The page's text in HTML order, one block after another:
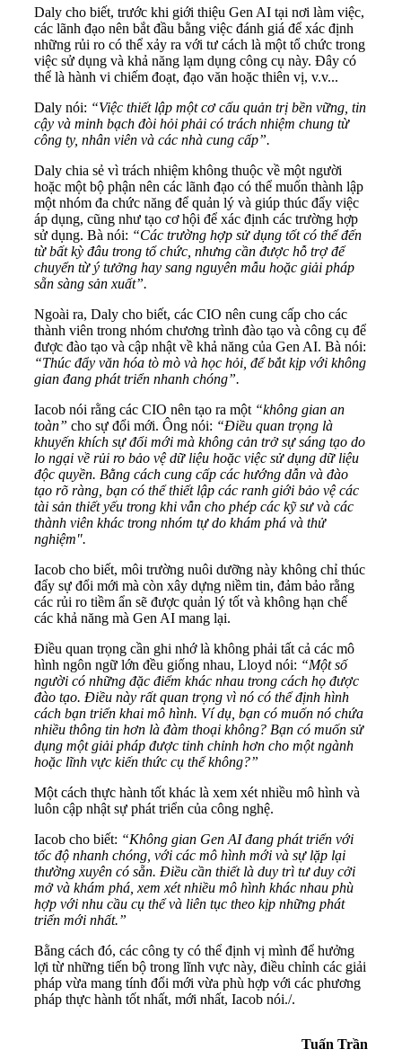
Daly cho biết, trước khi giới thiệu Gen AI tại nơi làm việc,
các lãnh đạo nên bắt đầu bằng việc đánh giá để xác định
những rủi ro có thể xảy ra với tư cách là một tổ chức trong
việc sử dụng và khả năng lạm dụng công cụ này. Đây có
thể là hành vi chiếm đoạt, đạo văn hoặc thiên vị, v.v...
Daly nói: “Việc thiết lập một cơ cấu quản trị bền vững, tin
cậy và minh bạch đòi hỏi phải có trách nhiệm chung từ
công ty, nhân viên và các nhà cung cấp”.
Daly chia sẻ vì trách nhiệm không thuộc về một người
hoặc một bộ phận nên các lãnh đạo có thể muốn thành lập
một nhóm đa chức năng để quản lý và giúp thúc đẩy việc
áp dụng, cũng như tạo cơ hội để xác định các trường hợp
sử dụng. Bà nói: “Các trường hợp sử dụng tốt có thể đến
từ bất kỳ đâu trong tổ chức, nhưng cần được hỗ trợ để
chuyển từ ý tưởng hay sang nguyên mẫu hoặc giải pháp
sẵn sàng sản xuất”.
Ngoài ra, Daly cho biết, các CIO nên cung cấp cho các
thành viên trong nhóm chương trình đào tạo và công cụ để
được đào tạo và cập nhật về khả năng của Gen AI. Bà nói:
“Thúc đẩy văn hóa tò mò và học hỏi, để bắt kịp với không
gian đang phát triển nhanh chóng”.
Iacob nói rằng các CIO nên tạo ra một “không gian an
toàn” cho sự đổi mới. Ông nói: “Điều quan trọng là
khuyến khích sự đổi mới mà không cản trở sự sáng tạo do
lo ngại về rủi ro bảo vệ dữ liệu hoặc việc sử dụng dữ liệu
độc quyền. Bằng cách cung cấp các hướng dẫn và đào
tạo rõ ràng, bạn có thể thiết lập các ranh giới bảo vệ các
tài sản thiết yếu trong khi vẫn cho phép các kỹ sư và các
thành viên khác trong nhóm tự do khám phá và thử
nghiệm".
Iacob cho biết, môi trường nuôi dưỡng này không chỉ thúc
đẩy sự đổi mới mà còn xây dựng niềm tin, đảm bảo rằng
các rủi ro tiềm ẩn sẽ được quản lý tốt và không hạn chế
các khả năng mà Gen AI mang lại.
Điều quan trọng cần ghi nhớ là không phải tất cả các mô
hình ngôn ngữ lớn đều giống nhau, Lloyd nói: “Một số
người có những đặc điểm khác nhau trong cách họ được
đào tạo. Điều này rất quan trọng vì nó có thể định hình
cách bạn triển khai mô hình. Ví dụ, bạn có muốn nó chứa
nhiều thông tin hơn là đàm thoại không? Bạn có muốn sử
dụng một giải pháp được tinh chỉnh hơn cho một ngành
hoặc lĩnh vực kiến ​​thức cụ thể không?”
Một cách thực hành tốt khác là xem xét nhiều mô hình và
luôn cập nhật sự phát triển của công nghệ.
Iacob cho biết: “Không gian Gen AI đang phát triển với
tốc độ nhanh chóng, với các mô hình mới và sự lặp lại
thường xuyên có sẵn. Điều cần thiết là duy trì tư duy cởi
mở và khám phá, xem xét nhiều mô hình khác nhau phù
hợp với nhu cầu cụ thể và liên tục theo kịp những phát
triển mới nhất.”
Bằng cách đó, các công ty có thể định vị mình để hưởng
lợi từ những tiến bộ trong lĩnh vực này, điều chỉnh các giải
pháp vừa mang tính đổi mới vừa phù hợp với các phương
pháp thực hành tốt nhất, mới nhất, Iacob nói./.
Tuấn Trần